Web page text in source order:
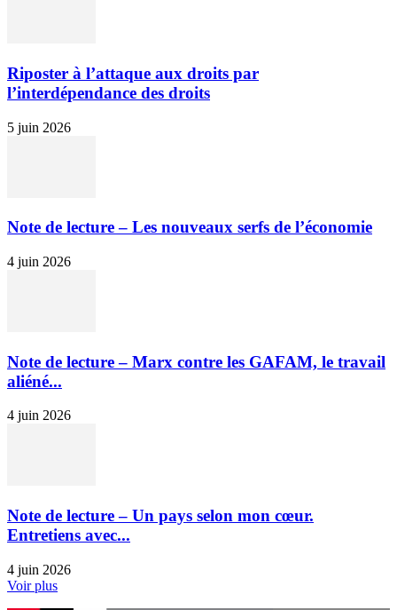
Riposter à l’attaque aux droits par
l’interdépendance des droits
5 juin 2026
Note de lecture – Les nouveaux serfs de l’économie
4 juin 2026
Note de lecture – Marx contre les GAFAM, le travail
aliéné...
4 juin 2026
Note de lecture – Un pays selon mon cœur.
Entretiens avec...
4 juin 2026
Voir plus